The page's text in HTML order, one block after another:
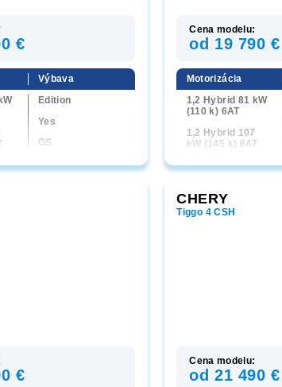
€
Výbava
Edition
Yes
GS
Ultimate
Cena modelu:
od 19 790 €
Motorizácia
1,2 Hybrid 81 kW
(110 k) 6AT
1,2 Hybrid 107
kW (145 k) 6AT
€
CHERY
Tiggo 4 CSH
Cena modelu:
od 21 490 €